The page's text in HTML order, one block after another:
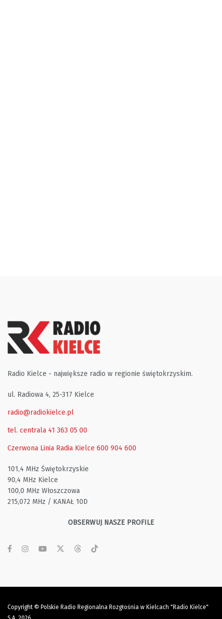
Radio Kielce - największe radio w regionie świętokrzyskim.
ul. Radiowa 4, 25-317 Kielce
radio@radiokielce.pl
tel. centrala 41 363 05 00
Czerwona Linia Radia Kielce 600 904 600
101,4 MHz Świętokrzyskie
90,4 MHz Kielce
100,0 MHz Włoszczowa
215,072 MHz / KANAŁ 10D
OBSERWUJ NASZE PROFILE
Copyright © Polskie Radio Regionalna Rozgłośnia w Kielcach "Radio Kielce"